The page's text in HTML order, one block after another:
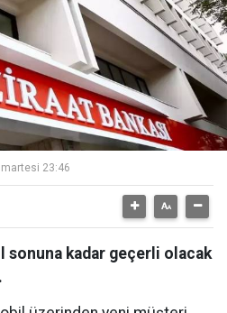
23:46
sonuna kadar geçerli olacak